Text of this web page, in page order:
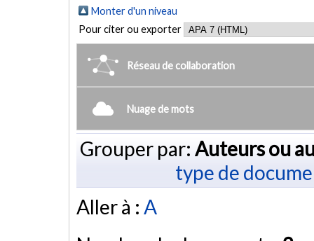
Monter d'un niveau
Pour citer ou exporter
Réseau de collaboration
Nuage de mots
Grouper par: Auteurs ou
type de
Aller à : A